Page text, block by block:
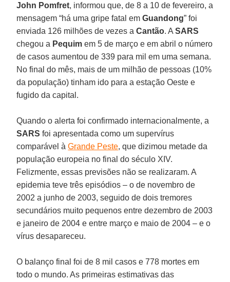
John Pomfret, informou que, de 8 a 10 de fevereiro, a
mensagem “há uma gripe fatal emGuandong” foi
enviada 126 milhões de vezes aCantão. ASARS
chegou a Pequim em 5 de março e em abril o número
de casos aumentou de 339 para mil em uma semana.
No final do mês, mais de um milhão de pessoas (10%
da população) tinham ido para a estação Oeste e
fugido da capital.
Quando o alerta foi confirmado internacionalmente, a
SARS foi apresentada como um supervírus
comparável àGrande Peste, que dizimou metade da
população europeia no final do século XIV.
Felizmente, essas previsões não se realizaram. A
epidemia teve três episódios – o de novembro de
2002 a junho de 2003, seguido de dois tremores
secundários muito pequenos entre dezembro de 2003
e janeiro de 2004 e entre março e maio de 2004 – e o
vírus desapareceu.
O balanço final foi de 8 mil casos e 778 mortes em
todo o mundo. As primeiras estimativas das